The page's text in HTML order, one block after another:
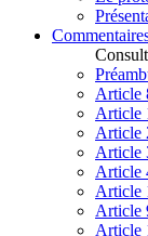
Article
Article
Article
Article
Article
Article
Article
Article